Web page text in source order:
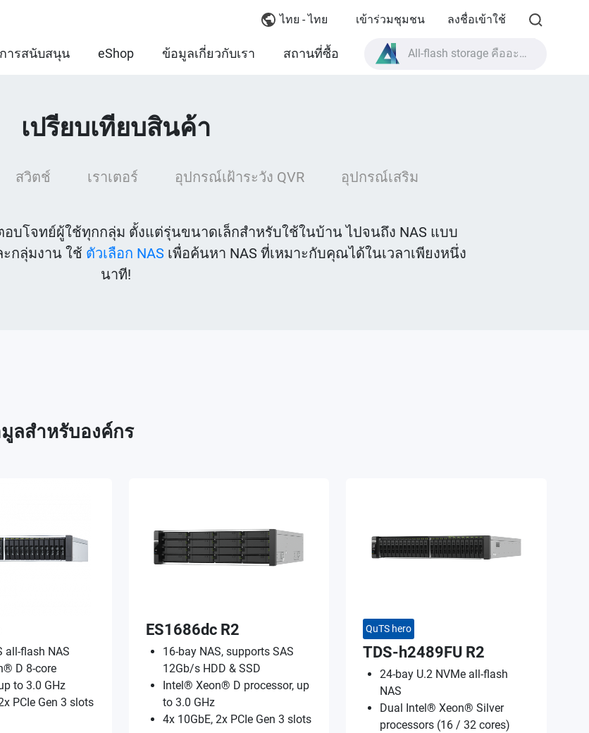
ไทย - ไทย เข้าร่วมชุมชน ลงชื่อเข้าใช้
การสนับสนุน eShop ข้อมูลเกี่ยวกับเรา สถานที่ซื้อ All-flash storage คืออะไร?
เปรียบเทียบสินค้า
สวิตช์ เราเตอร์ อุปกรณ์เฝ้าระวัง QVR อุปกรณ์เสริม
บโจทย์ผู้ใช้ทุกกลุ่ม ตั้งแต่รุ่นขนาดเล็กสำหรับใช้ในบ้าน ไปจนถึง NAS แบบ
ะกลุ่มงาน ใช้ ตัวเลือก NAS เพื่อค้นหา NAS ที่เหมาะกับคุณได้ในเวลาเพียงหนึ่ง
นาที!
ลสำหรับองค์กร
all-flash NAS
D 8-core
to 3.0 GHz
PCIe Gen 3 slots
ES1686dc R2
16-bay NAS, supports SAS
12Gb/s HDD & SSD
Intel® Xeon® D processor, up
to 3.0 GHz
4x 10GbE, 2x PCIe Gen 3 slots
QuTS hero
TDS-h2489FU R2
24-bay U.2 NVMe all-flash
NAS
Dual Intel® Xeon® Silver
processors (16 / 32 cores)